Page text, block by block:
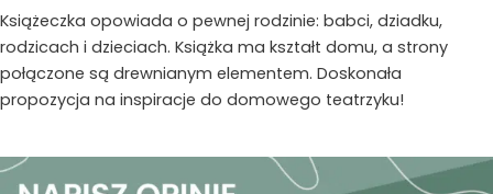
Książeczka opowiada o pewnej rodzinie: babci, dziadku,
rodzicach i dzieciach. Książka ma kształt domu, a strony
połączone są drewnianym elementem. Doskonała
propozycja na inspiracje do domowego teatrzyku!